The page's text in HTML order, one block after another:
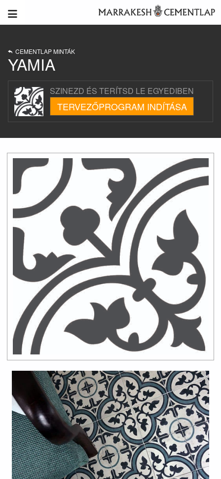
CEMENTLAP MINTÁK
YAMIA
SZINEZD ÉS TERÍTSD LE EGYEDIBEN
TERVEZŐPROGRAM INDÍTÁSA